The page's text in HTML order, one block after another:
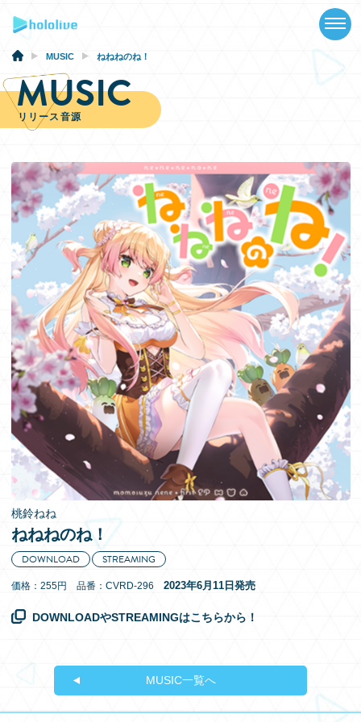
SCHEDULE
EVENTS
VIDEOS
MUSIC
GOODS
SPECIAL
EN
MUSIC ねねねのね！
MUSIC
リリース音源
桃鈴ねね
ねねねのね！
DOWNLOAD STREAMING
価格：255円 品番：CVRD-296 2023年6月11日発売
DOWNLOADやSTREAMINGはこちらから！
MUSIC一覧へ